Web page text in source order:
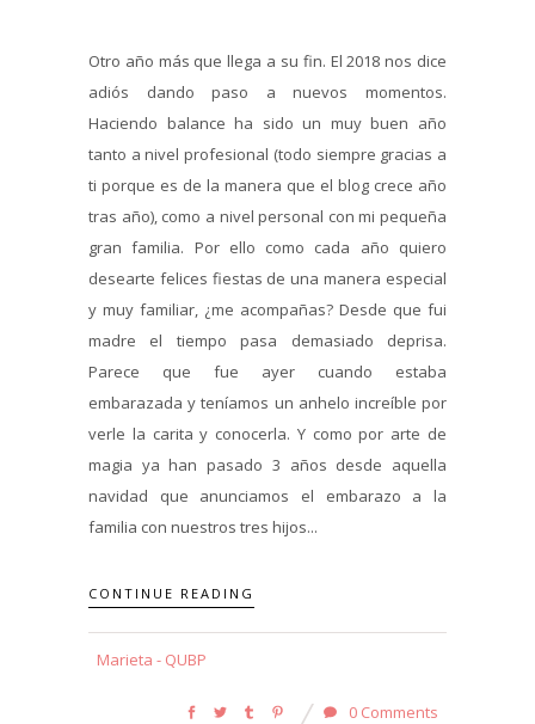
Otro año más que llega a su fin. El 2018 nos dice
adiós dando paso a nuevos momentos.
Haciendo balance ha sido un muy buen año
tanto a nivel profesional (todo siempre gracias a
ti porque es de la manera que el blog crece año
tras año), como a nivel personal con mi pequeña
gran familia. Por ello como cada año quiero
desearte felices fiestas de una manera especial
y muy familiar, ¿me acompañas? Desde que fui
madre el tiempo pasa demasiado deprisa.
Parece que fue ayer cuando estaba
embarazada y teníamos un anhelo increíble por
verle la carita y conocerla. Y como por arte de
magia ya han pasado 3 años desde aquella
navidad que anunciamos el embarazo a la
familia con nuestros tres hijos...
CONTINUE READING
Marieta - QUBP
0 Comments